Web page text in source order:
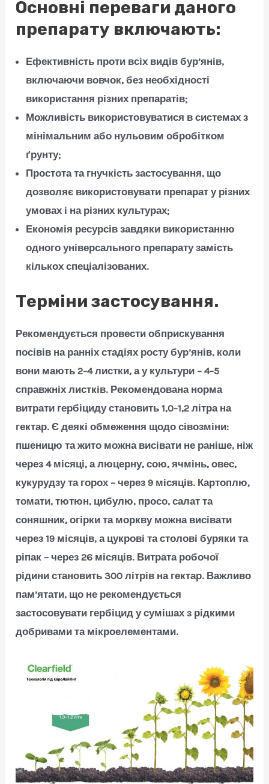
Основні переваги даного
препарату включають:
Ефективність проти всіх видів бур’янів,
включаючи вовчок, без необхідності
використання різних препаратів;
Можливість використовуватися в системах з
мінімальним або нульовим обробітком
ґрунту;
Простота та гнучкість застосування, що
дозволяє використовувати препарат у різних
умовах і на різних культурах;
Економія ресурсів завдяки використанню
одного універсального препарату замість
кількох спеціалізованих.
Терміни застосування.
Рекомендується провести обприскування
посівів на ранніх стадіях росту бур’янів, коли
вони мають 2-4 листки, а у культури – 4-5
справжніх листків. Рекомендована норма
витрати гербіциду становить 1,0-1,2 літра на
гектар. Є деякі обмеження щодо сівозміни:
пшеницю та жито можна висівати не раніше, ніж
через 4 місяці, а люцерну, сою, ячмінь, овес,
кукурудзу та горох – через 9 місяців. Картоплю,
томати, тютюн, цибулю, просо, салат та
соняшник, огірки та моркву можна висівати
через 19 місяців, а цукрові та столові буряки та
ріпак – через 26 місяців. Витрата робочої
рідини становить 300 літрів на гектар. Важливо
пам’ятати, що не рекомендується
застосовувати гербіцид у сумішах з рідкими
добривами та мікроелементами.